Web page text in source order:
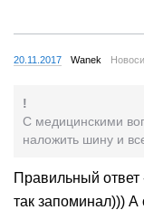
20.11.2017 Wanek
!
С медицинскими
наложить шину и все
Правильный
так запоминал))) А